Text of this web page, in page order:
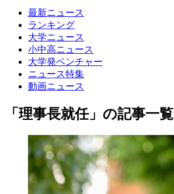
最新ニュース
ランキング
大学ニュース
小中高ニュース
大学発ベンチャー
ニュース特集
動画ニュース
「理事長就任」の記事一覧